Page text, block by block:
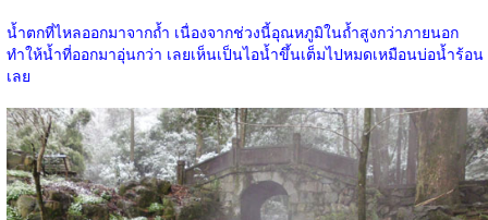
น้ำตกที่ไหลออกมาจากถ้ำ เนื่องจากช่วงนี้อุณหภูมิในถ้ำสูงกว่าภายนอก
ทำให้น้ำที่ออกมาอุ่นกว่า เลยเห็นเป็นไอน้ำขึ้นเต็มไปหมดเหมือนบ่อน้ำร้อน
เลย